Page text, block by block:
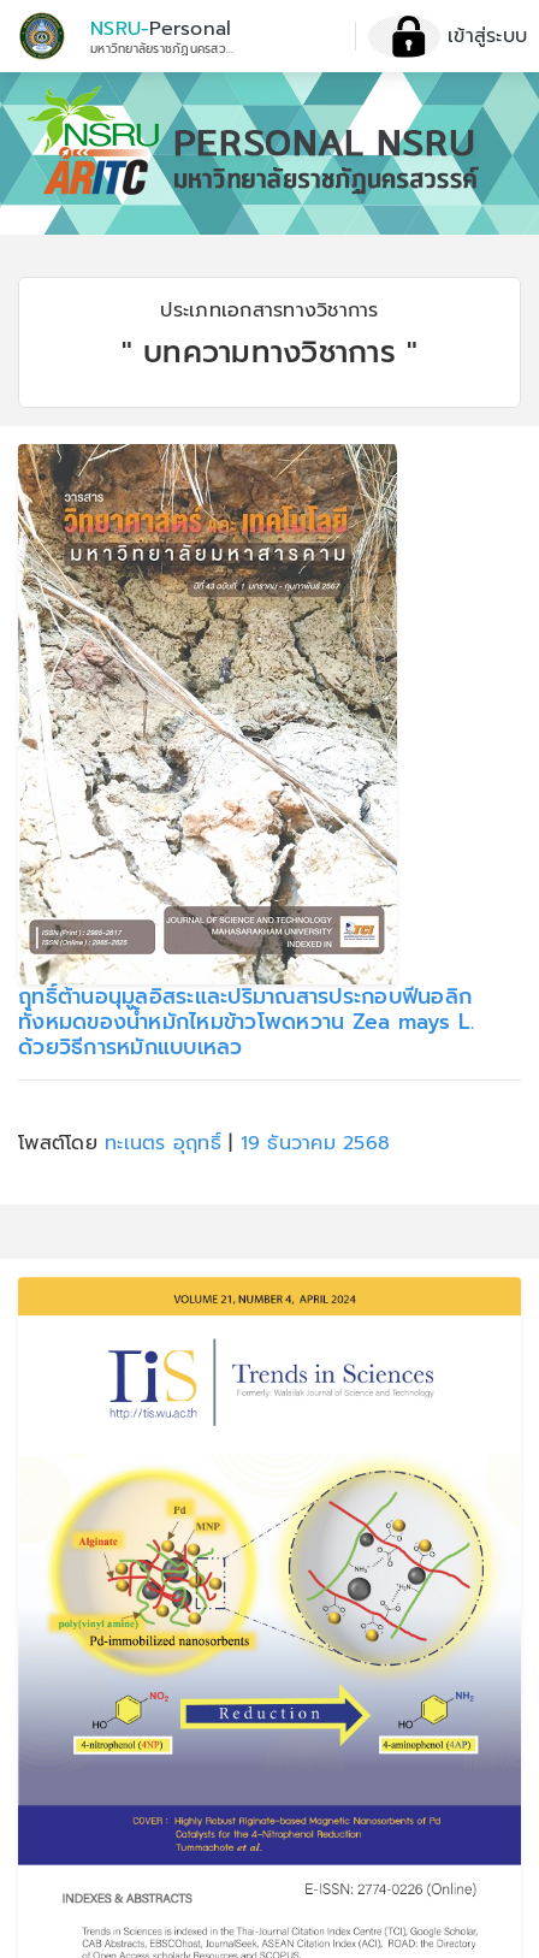
NSRU-Personal
มหาวิทยาลัยราชภัฏนครสวรรค์ เข้าสู่ระบบ
ประเภทเอกสารทางวิชาการ
" บทความทางวิชาการ "
ฤทธิ์ต้านอนุมูลอิสระและปริมาณสารประกอบฟีนอลิก
ทั้งหมดของน้ำหมักไหมข้าวโพดหวาน Zea mays L.
ด้วยวิธีการหมักแบบเหลว
โพสต์โดย ทะเนตร อุฤทธิ์ | 19 ธันวาคม 2568